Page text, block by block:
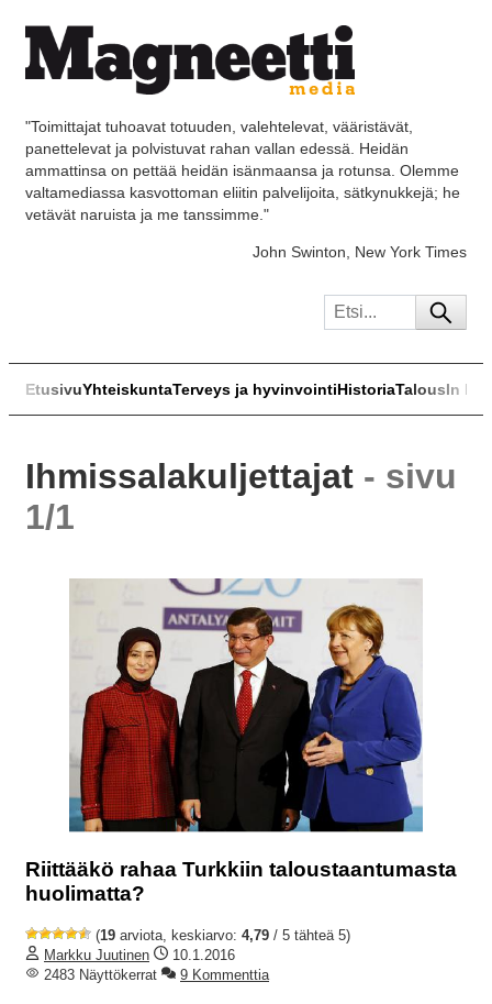
"Toimittajat tuhoavat totuuden, valehtelevat, vääristävät,
panettelevat ja polvistuvat rahan vallan edessä. Heidän
ammattinsa on pettää heidän isänmaansa ja rotunsa. Olemme
valtamediassa kasvottoman eliitin palvelijoita, sätkynukkejä; he
vetävät naruista ja me tanssimme."
John Swinton, New York Times
EtusivuYhteiskuntaTerveys ja hyvinvointiHistoriaTalousIn
Ihmissalakuljettajat - sivu
1/1
Riittääkö rahaa Turkkiin taloustaantumasta
huolimatta?
(19 arviota, keskiarvo: 4,79 / 5 tähteä 5)
Markku Juutinen
10.1.2016
2483 Näyttökerrat
9 Kommenttia